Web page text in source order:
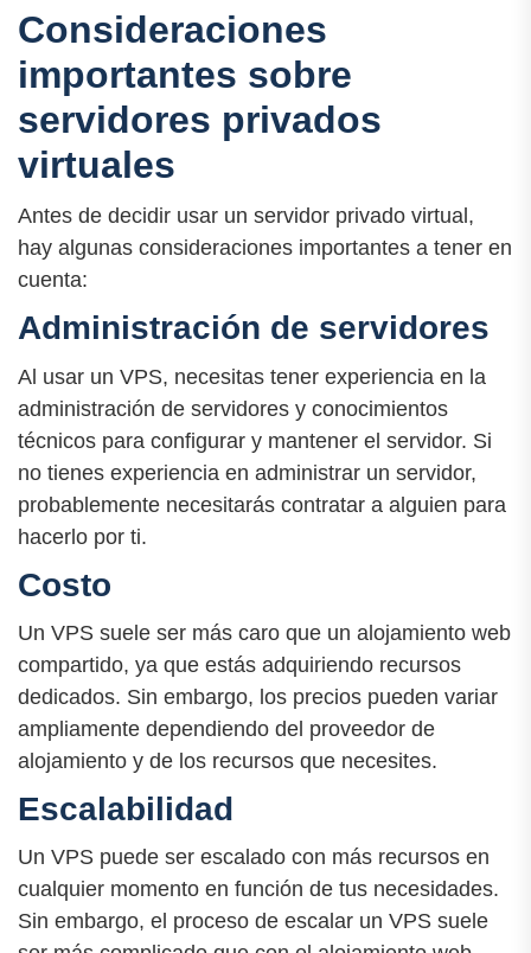
Consideraciones
importantes sobre
servidores privados
virtuales
Antes de decidir usar un servidor privado virtual,
hay algunas consideraciones importantes a tener en
cuenta:
Administración de servidores
Al usar un VPS, necesitas tener experiencia en la
administración de servidores y conocimientos
técnicos para configurar y mantener el servidor. Si
no tienes experiencia en administrar un servidor,
probablemente necesitarás contratar a alguien para
hacerlo por ti.
Costo
Un VPS suele ser más caro que un alojamiento web
compartido, ya que estás adquiriendo recursos
dedicados. Sin embargo, los precios pueden variar
ampliamente dependiendo del proveedor de
alojamiento y de los recursos que necesites.
Escalabilidad
Un VPS puede ser escalado con más recursos en
cualquier momento en función de tus necesidades.
Sin embargo, el proceso de escalar un VPS suele